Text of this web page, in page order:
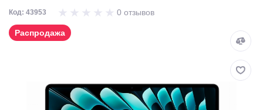
Код: 43953 0 отзывов
Распродажа